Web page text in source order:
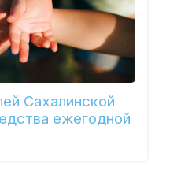
Сахалинской
ежегодной